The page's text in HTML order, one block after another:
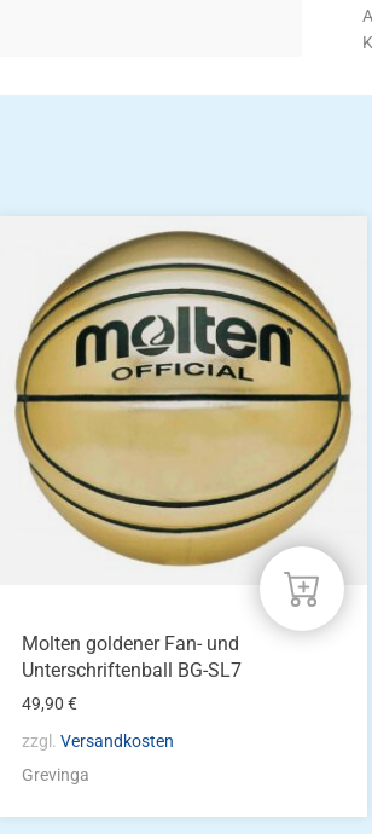
Molten goldener Fan- und
Unterschriftenball BG-SL7
49,90€
zzgl.Versandkosten
Grevinga